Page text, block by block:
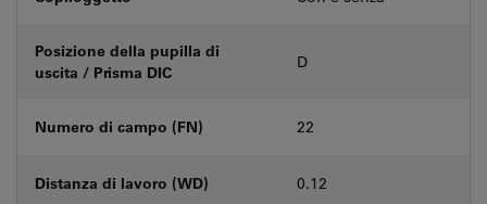
Posizione della pupilla di
uscita / Prisma DIC
D
Numero di campo (FN) 22
Distanza di lavoro (WD) 0.12